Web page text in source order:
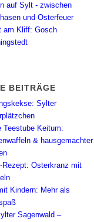
auf Sylt - zwischen
und Osterfeuer
am Kliff: Gosch
BEITRÄGE
Sylter
Teestube Keitum:
& hausgemachter
Rezept: Osterkranz mit
Kindern: Mehr als
Sagenwald –